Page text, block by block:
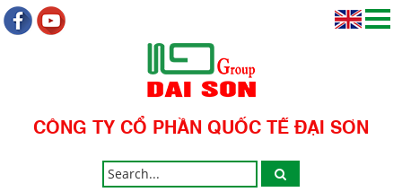
CÔNG TY CỔ PHẦN QUỐC TẾ ĐẠI SƠN